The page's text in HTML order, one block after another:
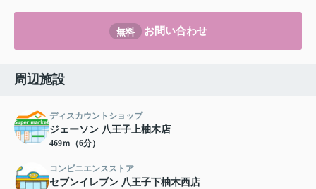
無料 お問い合わせ
周辺施設
ディスカウントショップ
ジェーソン 八王子上柚木店
469ｍ（6分）
コンビニエンスストア
セブンイレブン 八王子下柚木西店